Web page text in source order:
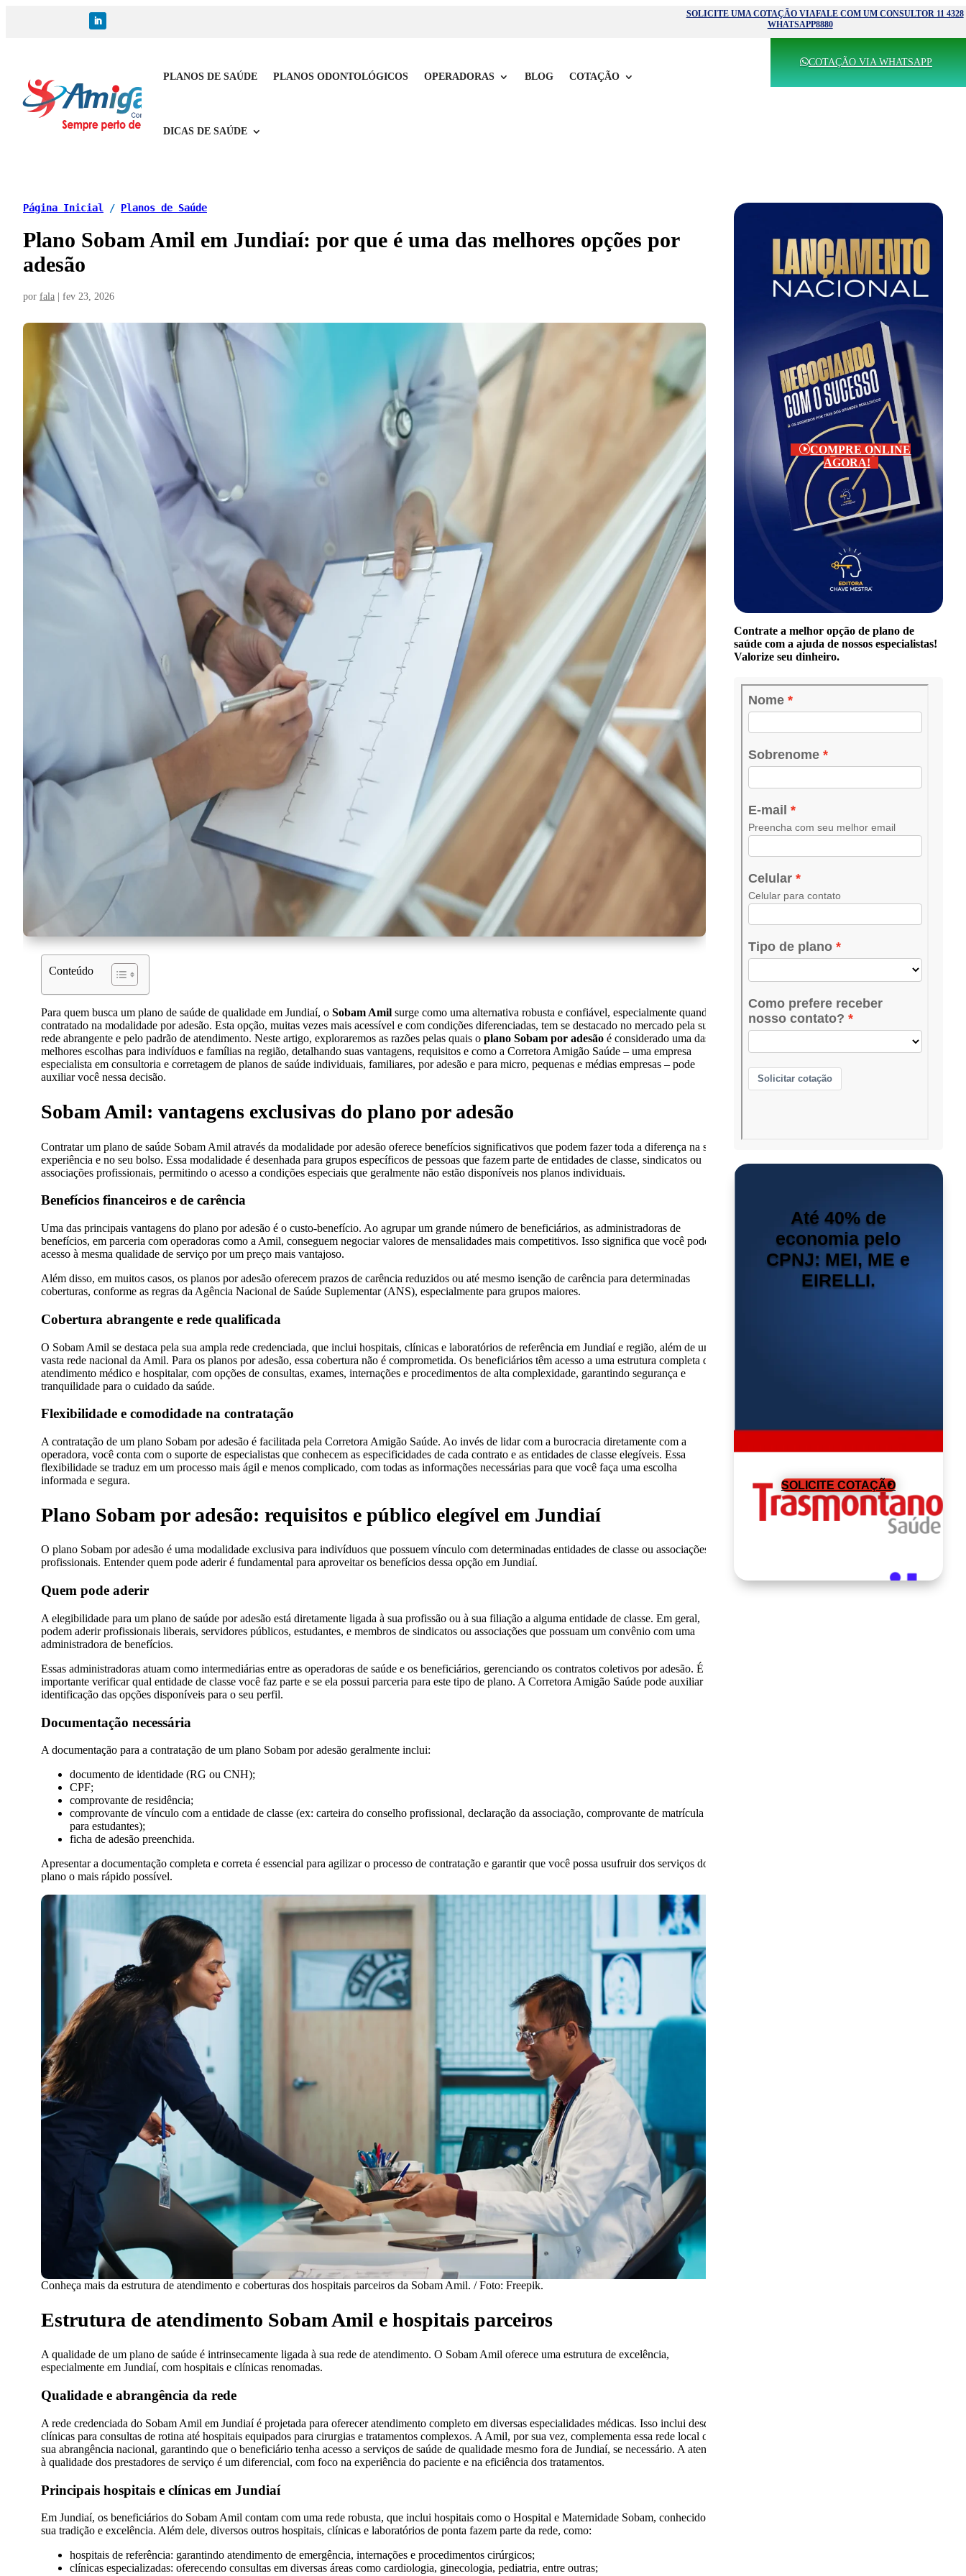
SOLICITE UMA COTAÇÃO VIA
WHATSAPP
FALE COM UM CONSULTOR 11 4328
8880
PLANOS DE SAÚDE PLANOS ODONTOLÓGICOS OPERADORAS BLOG COTAÇÃO
DICAS DE SAÚDE
COTAÇÃO VIA WHATSAPP
Página Inicial / Planos de Saúde
Plano Sobam Amil em Jundiaí: por que é uma das melhores opções por
adesão
por fala fev 23, 2026
Conteúdo
Para quem busca um plano de saúde de qualidade em Jundiaí, o Sobam Amil surge como uma alternativa robusta e confiável, especialmente quando
contratado na modalidade por adesão. Esta opção, muitas vezes mais acessível e com condições diferenciadas, tem se destacado no mercado pela sua
rede abrangente e pelo padrão de atendimento. Neste artigo, exploraremos as razões pelas quais o plano Sobam por adesão é considerado uma das
melhores escolhas para indivíduos e famílias na região, detalhando suas vantagens, requisitos e como a Corretora Amigão Saúde – uma empresa
especialista em consultoria e corretagem de planos de saúde individuais, familiares, por adesão e para micro, pequenas e médias empresas – pode
auxiliar você nessa decisão.
Sobam Amil: vantagens exclusivas do plano por adesão
Contratar um plano de saúde Sobam Amil através da modalidade por adesão oferece benefícios significativos que podem fazer toda a diferença na sua
experiência e no seu bolso. Essa modalidade é desenhada para grupos específicos de pessoas que fazem parte de entidades de classe, sindicatos ou
associações profissionais, permitindo o acesso a condições especiais que geralmente não estão disponíveis nos planos individuais.
Benefícios financeiros e de carência
Uma das principais vantagens do plano por adesão é o custo-benefício. Ao agrupar um grande número de beneficiários, as administradoras de
benefícios, em parceria com operadoras como a Amil, conseguem negociar valores de mensalidades mais competitivos. Isso significa que você pode ter
acesso à mesma qualidade de serviço por um preço mais vantajoso.
Além disso, em muitos casos, os planos por adesão oferecem prazos de carência reduzidos ou até mesmo isenção de carência para determinadas
coberturas, conforme as regras da Agência Nacional de Saúde Suplementar (ANS), especialmente para grupos maiores.
Cobertura abrangente e rede qualificada
O Sobam Amil se destaca pela sua ampla rede credenciada, que inclui hospitais, clínicas e laboratórios de referência em Jundiaí e região, além de uma
vasta rede nacional da Amil. Para os planos por adesão, essa cobertura não é comprometida. Os beneficiários têm acesso a uma estrutura completa de
atendimento médico e hospitalar, com opções de consultas, exames, internações e procedimentos de alta complexidade, garantindo segurança e
tranquilidade para o cuidado da saúde.
Flexibilidade e comodidade na contratação
A contratação de um plano Sobam por adesão é facilitada pela Corretora Amigão Saúde. Ao invés de lidar com a burocracia diretamente com a
operadora, você conta com o suporte de especialistas que conhecem as especificidades de cada contrato e as entidades de classe elegíveis. Essa
flexibilidade se traduz em um processo mais ágil e menos complicado, com todas as informações necessárias para que você faça uma escolha
informada e segura.
Plano Sobam por adesão: requisitos e público elegível em Jundiaí
O plano Sobam por adesão é uma modalidade exclusiva para indivíduos que possuem vínculo com determinadas entidades de classe ou associações
profissionais. Entender quem pode aderir é fundamental para aproveitar os benefícios dessa opção em Jundiaí.
Quem pode aderir
A elegibilidade para um plano de saúde por adesão está diretamente ligada à sua profissão ou à sua filiação a alguma entidade de classe. Em geral,
podem aderir profissionais liberais, servidores públicos, estudantes, e membros de sindicatos ou associações que possuam um convênio com uma
administradora de benefícios.
Essas administradoras atuam como intermediárias entre as operadoras de saúde e os beneficiários, gerenciando os contratos coletivos por adesão. É
importante verificar qual entidade de classe você faz parte e se ela possui parceria para este tipo de plano. A Corretora Amigão Saúde pode auxiliar na
identificação das opções disponíveis para o seu perfil.
Documentação necessária
A documentação para a contratação de um plano Sobam por adesão geralmente inclui:
documento de identidade (RG ou CNH);
CPF;
comprovante de residência;
comprovante de vínculo com a entidade de classe (ex: carteira do conselho profissional, declaração da associação, comprovante de matrícula
para estudantes);
ficha de adesão preenchida.
Apresentar a documentação completa e correta é essencial para agilizar o processo de contratação e garantir que você possa usufruir dos serviços do
plano o mais rápido possível.
Conheça mais da estrutura de atendimento e coberturas dos hospitais parceiros da Sobam Amil. / Foto: Freepik.
Estrutura de atendimento Sobam Amil e hospitais parceiros
A qualidade de um plano de saúde é intrinsecamente ligada à sua rede de atendimento. O Sobam Amil oferece uma estrutura de excelência,
especialmente em Jundiaí, com hospitais e clínicas renomadas.
Qualidade e abrangência da rede
A rede credenciada do Sobam Amil em Jundiaí é projetada para oferecer atendimento completo em diversas especialidades médicas. Isso inclui desde
clínicas para consultas de rotina até hospitais equipados para cirurgias e tratamentos complexos. A Amil, por sua vez, complementa essa rede local com
sua abrangência nacional, garantindo que o beneficiário tenha acesso a serviços de saúde de qualidade mesmo fora de Jundiaí, se necessário. A atenção
à qualidade dos prestadores de serviço é um diferencial, com foco na experiência do paciente e na eficiência dos tratamentos.
Principais hospitais e clínicas em Jundiaí
Em Jundiaí, os beneficiários do Sobam Amil contam com uma rede robusta, que inclui hospitais como o Hospital e Maternidade Sobam, conhecido por
sua tradição e excelência. Além dele, diversos outros hospitais, clínicas e laboratórios de ponta fazem parte da rede, como:
hospitais de referência: garantindo atendimento de emergência, internações e procedimentos cirúrgicos;
clínicas especializadas: oferecendo consultas em diversas áreas como cardiologia, ginecologia, pediatria, entre outras;
COMPRE ONLINE
AGORA!
Contrate a melhor opção de plano de
saúde com a ajuda de nossos especialistas!
Valorize seu dinheiro.
Até 40% de
economia pelo
CPNJ: MEI, ME e
EIRELLI.
SOLICITE COTAÇÃO